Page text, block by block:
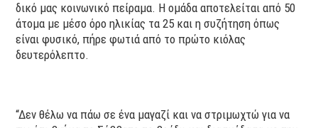
δικό μας κοινωνικό πείραμα. Η ομάδα αποτελείται από 50
άτομα με μέσο όρο ηλικίας τα 25 και η συζήτηση όπως
είναι φυσικό, πήρε φωτιά από το πρώτο κιόλας
δευτερόλεπτο.
“Δεν θέλω να πάω σε ένα μαγαζί και να στριμωχτώ για να